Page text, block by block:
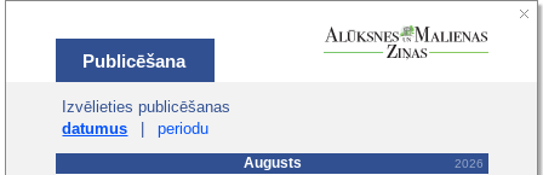
Publicēšana
Izvēlieties publicēšanas
datumus
periodu
Augusts 2026